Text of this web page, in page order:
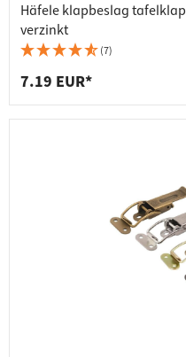
Häfele klapbeslag
verzinkt
(7)
7.19 EUR*